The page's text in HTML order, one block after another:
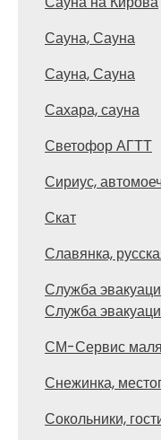
Сауна, Сауна
Сауна, Сауна
Сахара, сауна
Светофор АГТТ
Сириус,
Скат
Славянка,
Служба
Служба
СМ-Сервис
Снежинка,
Сокольники,